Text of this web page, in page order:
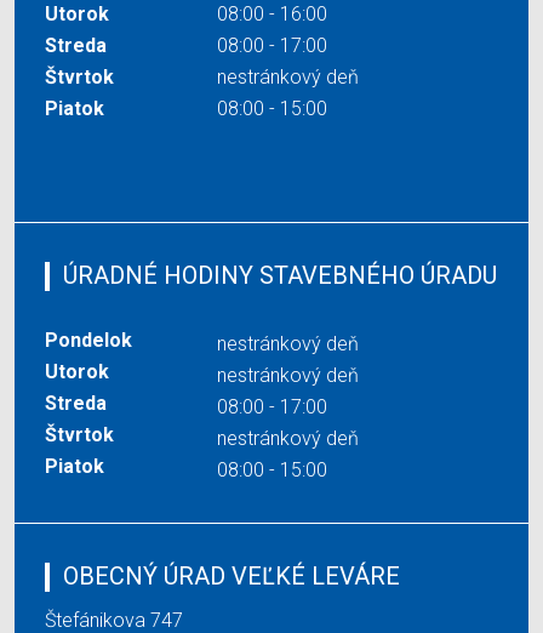
Utorok
08:00 - 16:00
Streda
08:00 - 17:00
Štvrtok
nestránkový deň
Piatok
08:00 - 15:00
ÚRADNÉ HODINY STAVEBNÉHO ÚRADU
Pondelok
nestránkový deň
Utorok
nestránkový deň
Streda
08:00 - 17:00
Štvrtok
nestránkový deň
Piatok
08:00 - 15:00
OBECNÝ ÚRAD VEĽKÉ LEVÁRE
Štefánikova 747